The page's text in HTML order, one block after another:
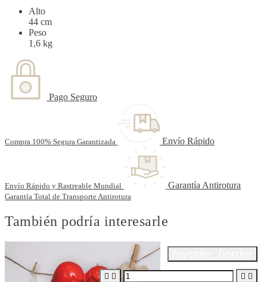
Alto
44 cm
Peso
1,6 kg
Pago Seguro
Compra 100% Segura Garantizada Envío Rápido
Envío Rápido y Rastreable Mundial Garantía Antirotura
Garantía Total de Transporte Antirotura
También podría interesarle
   